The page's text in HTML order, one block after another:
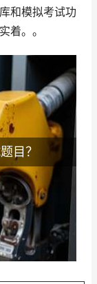
和模拟考试功
着。。
目？